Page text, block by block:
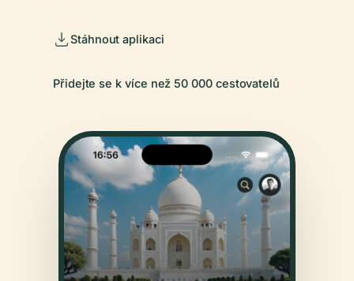
Stáhnout aplikaci
Přidejte se k více než 50 000 cestovatelů